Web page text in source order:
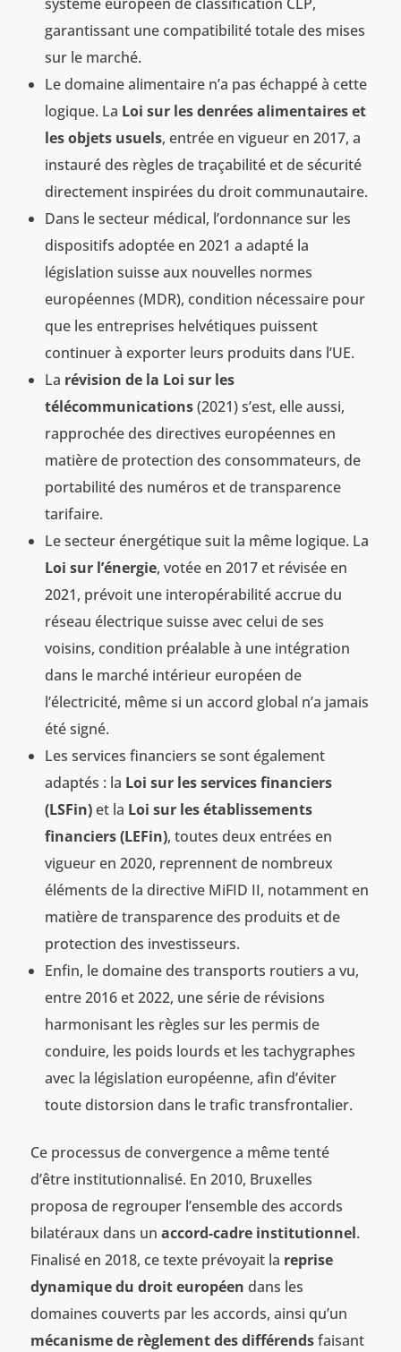
système européen de classification CLP,
garantissant une compatibilité totale des mises
sur le marché.
Le domaine alimentaire n’a pas échappé à cette
logique. La Loi sur les denrées alimentaires et
les objets usuels, entrée en vigueur en 2017, a
instauré des règles de traçabilité et de sécurité
directement inspirées du droit communautaire.
Dans le secteur médical, l’ordonnance sur les
dispositifs adoptée en 2021 a adapté la
législation suisse aux nouvelles normes
européennes (MDR), condition nécessaire pour
que les entreprises helvétiques puissent
continuer à exporter leurs produits dans l’UE.
La révision de la Loi sur les
télécommunications(2021) s’est, elle aussi,
rapprochée des directives européennes en
matière de protection des consommateurs, de
portabilité des numéros et de transparence
tarifaire.
Le secteur énergétique suit la même logique. La
Loi sur l’énergie, votée en 2017 et révisée en
2021, prévoit une interopérabilité accrue du
réseau électrique suisse avec celui de ses
voisins, condition préalable à une intégration
dans le marché intérieur européen de
l’électricité, même si un accord global n’a jamais
été signé.
Les services financiers se sont également
adaptés : la Loi sur les services financiers
(LSFin)et la Loi sur les établissements
financiers (LEFin), toutes deux entrées en
vigueur en 2020, reprennent de nombreux
éléments de la directive MiFID II, notamment en
matière de transparence des produits et de
protection des investisseurs.
Enfin, le domaine des transports routiers a vu,
entre 2016 et 2022, une série de révisions
harmonisant les règles sur les permis de
conduire, les poids lourds et les tachygraphes
avec la législation européenne, afin d’éviter
toute distorsion dans le trafic transfrontalier.
Ce processus de convergence a même tenté
d’être institutionnalisé. En 2010, Bruxelles
proposa de regrouper l’ensemble des accords
bilatéraux dans un accord-cadre institutionnel.
Finalisé en 2018, ce texte prévoyait la reprise
dynamique du droit européen dans les
domaines couverts par les accords, ainsi qu’un
mécanisme de règlement des différendsfaisant